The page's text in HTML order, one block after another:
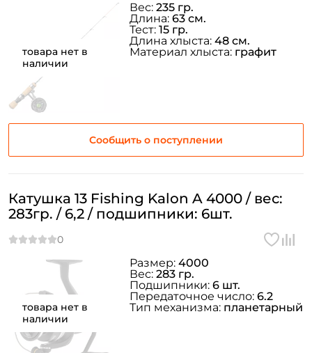
товара нет в
наличии
Сообщить о поступлении
Вес: 235 гр.
Длина: 63 см.
Тест: 15 гр.
Длина хлыста: 48 см.
Материал хлыста: графит
товара нет в
наличии
Катушка 13 Fishing Kalon A 4000 / вес:
283гр. / 6,2 / подшипники: 6шт.
Размер: 4000
Вес: 283 гр.
Подшипники: 6 шт.
Передаточное число: 6.2
Тип механизма: планетарный